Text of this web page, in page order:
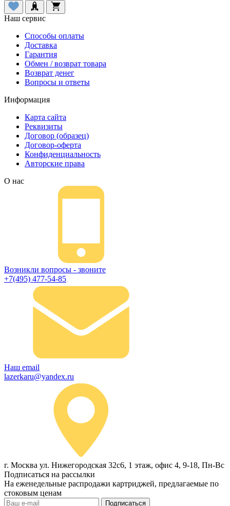
Наш сервис
Способы оплаты
Доставка
Гарантия
Обмен / возврат товара
Возврат денег
Вопросы и ответы
Информация
Карта сайта
Реквизиты
Договор (образец)
Договор-оферта
Конфиденциальность
Авторские права
О нас
Возникли вопросы - звоните
+7(495) 477-54-85
Наш email
lazerkaru@yandex.ru
г. Москва ул. Нижегородская 32с6, 1 этаж, офис 4, 9-18, Пн-Вс
Подписаться на рассылки
На еженедельные распродажи картриджей, предлагаемые по
стоковым ценам
Подписаться